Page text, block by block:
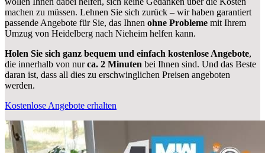
machen zu müssen. Lehnen Sie sich zurück – wir haben garantiert
passende Angebote für Sie, das Ihnen ohne Probleme mit Ihrem
Umzug von Heidelberg nach Nieheim helfen kann.
Holen Sie sich ganz bequem und einfach kostenlose Angebote,
die innerhalb von nurca. 2 Minuten bei Ihnen sind. Und das Beste
daran ist, dass all dies zu erschwinglichen Preisen angeboten
werden.
Kostenlose Angebote erhalten